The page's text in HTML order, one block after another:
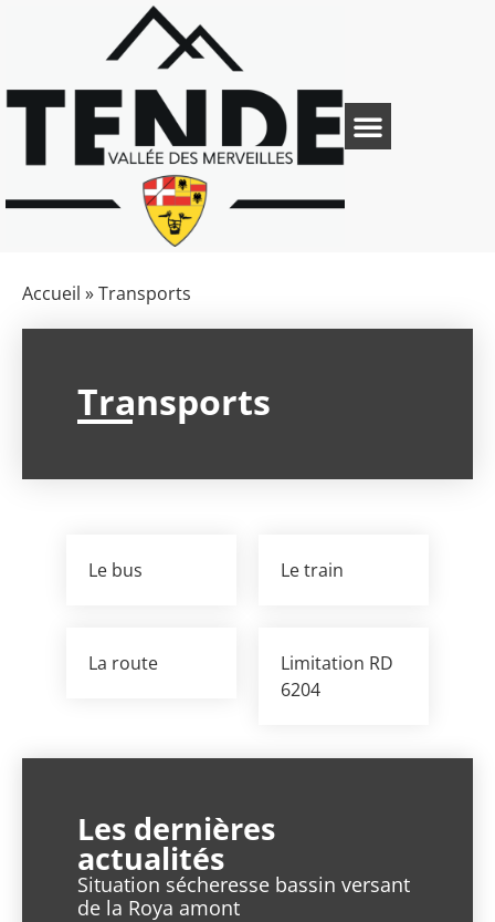
Accueil »Transports
Transports
Le bus Le train
La route
Limitation RD
6204
Les dernières
actualités
Situation sécheresse bassin versant
de la Roya amont